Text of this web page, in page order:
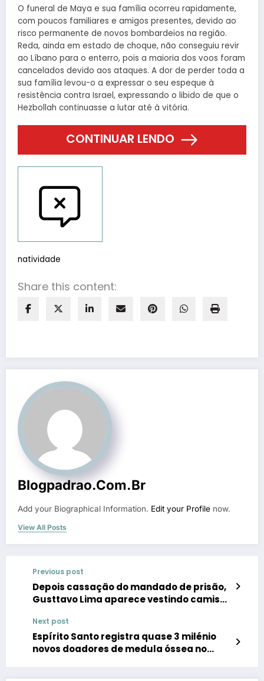
O funeral de Maya e sua família ocorreu rapidamente,
com poucos familiares e amigos presentes, devido ao
risco permanente de novos bombardeios na região.
Reda, ainda em estado de choque, não conseguiu revir
ao Líbano para o enterro, pois a maioria dos voos foram
cancelados devido aos ataques. A dor de perder toda a
sua família levou-o a expressar o seu espeque à
resistência contra Israel, expressando o libido de que o
Hezbollah continuasse a lutar até à vitória.
CONTINUAR LENDO
natividade
Share this content:
Blogpadrao.com.br
Add your Biographical Information. Edit your Profile now.
View All Posts
Previous post
Depois cassação do mandado de prisão,
Gusttavo Lima aparece vestindo camisa
Next post
Espírito Santo registra quase 3 milénio
novos doadores de medula óssea no